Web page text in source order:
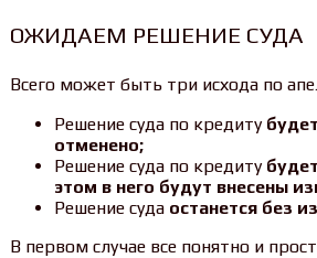
ОЖИДАЕМ РЕШЕНИЕ СУДА
Всего может быть три исхода по
Решение суда по кредиту
отменено;
Решение суда по кредиту
этом в него будут внесены
Решение суда останется без
В первом случае все понятно и